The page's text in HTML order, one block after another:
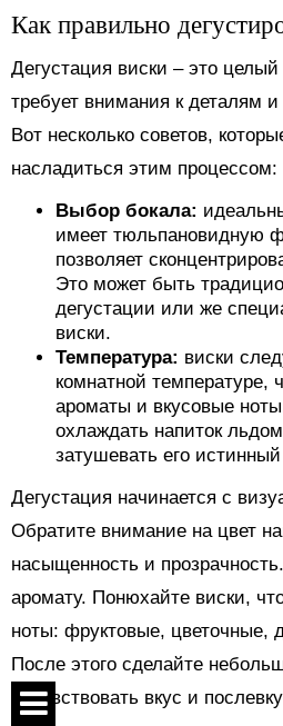
Как правильно
Дегустация виски – это
требует внимания к деталям и
Вот несколько советов,
насладиться этим процессом:
Выбор бокала:
имеет тюльпановидную
позволяет
Это может быть
дегустации или же
виски.
Температура: виски
комнатной температуре,
ароматы и вкусовые
охлаждать напиток
затушевать его истинный
Дегустация начинается с
Обратите внимание на цвет
насыщенность и
аромату. Понюхайте виски,
ноты: фруктовые, цветочные,
После этого сделайте
почувствовать вкус и